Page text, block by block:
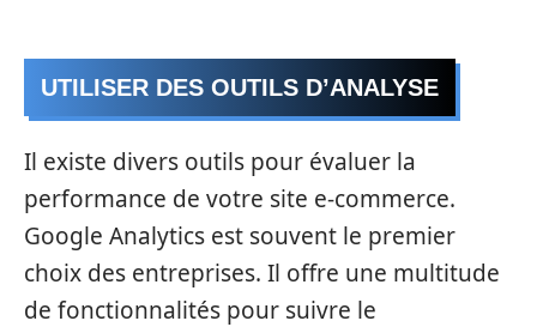
UTILISER DES OUTILS D’ANALYSE
Il existe divers outils pour évaluer la
performance de votre site e-commerce.
Google Analytics est souvent le premier
choix des entreprises. Il offre une multitude
de fonctionnalités pour suivre le